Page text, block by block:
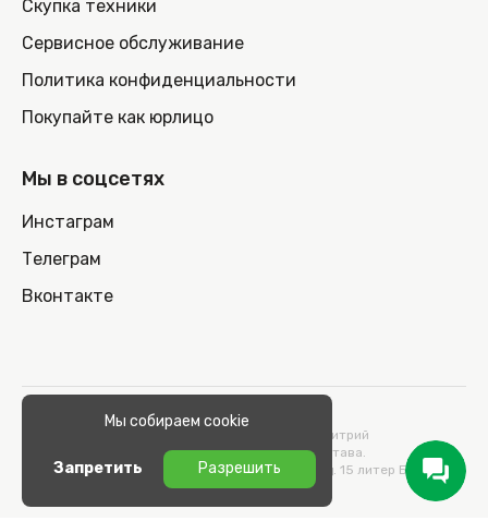
Скупка техники
Сервисное обслуживание
Политика конфиденциальности
Покупайте как юрлицо
Мы в соцсетях
Инстаграм
Телеграм
Вконтакте
© 2026 100nout.by,
ООО «СТОНОУТБУКОВ» Директор Метельский Дмитрий
Константинович, действующий на основании Устава.
Адрес: 220100, Беларусь, г. Минск, ул. Кульман, д. 15 литер Б 9/к.
Мы собираем cookie
Запретить Разрешить